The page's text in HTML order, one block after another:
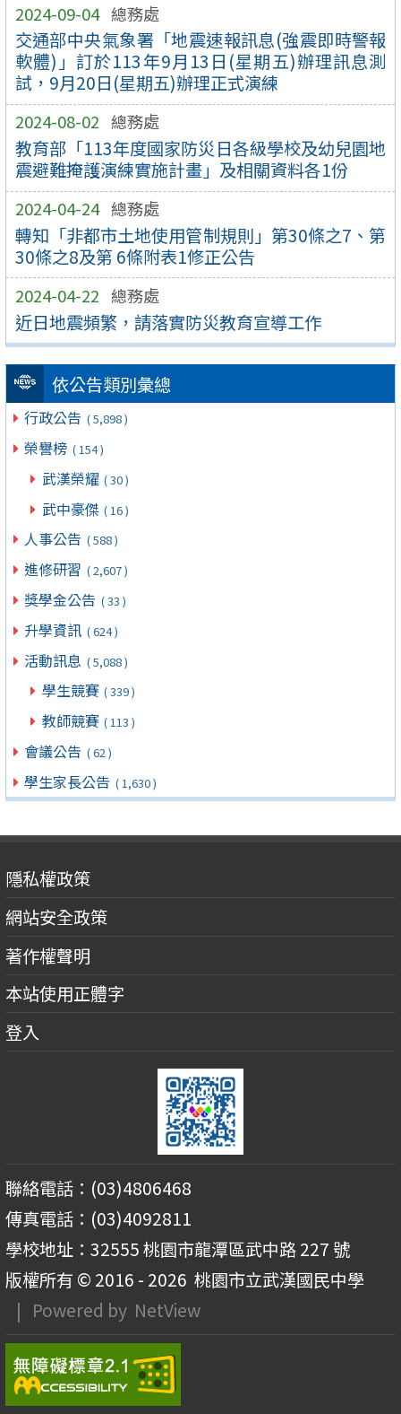
2024-09-04 總務處
交通部中央氣象署「地震速報訊息(強震即時警報
軟體)」訂於113年9月13日(星期五)辦理訊息測
試，9月20日(星期五)辦理正式演練
2024-08-02 總務處
教育部「113年度國家防災日各級學校及幼兒園地
震避難掩護演練實施計畫」及相關資料各1份
2024-04-24 總務處
轉知「非都市土地使用管制規則」第30條之7、第
30條之8及第 6條附表1修正公告
2024-04-22 總務處
近日地震頻繁，請落實防災教育宣導工作
依公告類別彙總
行政公告 ( 5,898 )
榮譽榜 ( 154 )
武漢榮耀 ( 30 )
武中豪傑 ( 16 )
人事公告 ( 588 )
進修研習 ( 2,607 )
獎學金公告 ( 33 )
升學資訊 ( 624 )
活動訊息 ( 5,088 )
學生競賽 ( 339 )
教師競賽 ( 113 )
會議公告 ( 62 )
學生家長公告 ( 1,630 )
隱私權政策
網站安全政策
著作權聲明
本站使用正體字
登入
聯絡電話：(03)4806468
傳真電話：(03)4092811
學校地址：32555 桃園市龍潭區武中路 227 號
版權所有 © 2016 - 2026 桃園市立武漢國民中學
| Powered by NetView